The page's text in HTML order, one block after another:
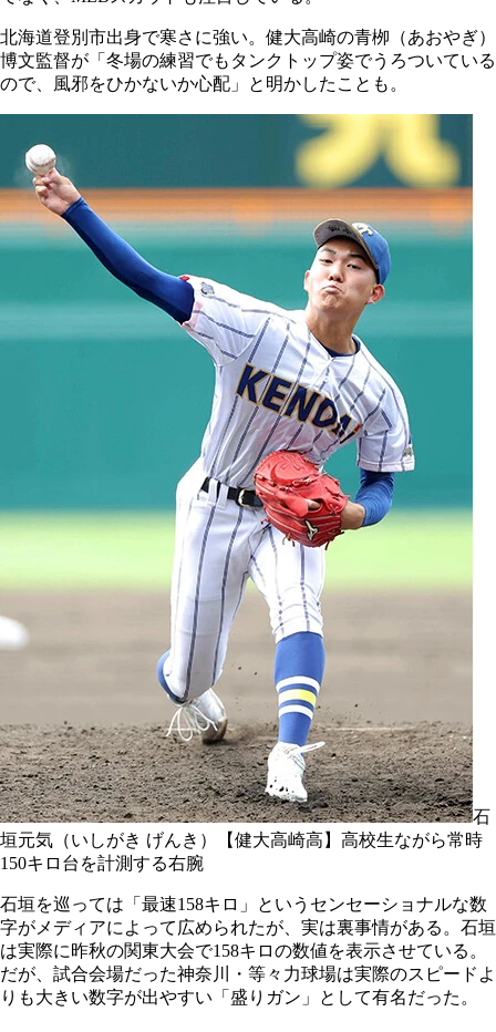
北海道登別市出身で寒さに強い。健大高崎の青栁（あおやぎ）
博文監督が「冬場の練習でもタンクトップ姿でうろついている
ので、風邪をひかないか心配」と明かしたことも。
石
垣元気（いしがき げんき）【健大高崎高】高校生ながら常時
150キロ台を計測する右腕
石垣を巡っては「最速158キロ」というセンセーショナルな数
字がメディアによって広められたが、実は裏事情がある。石垣
は実際に昨秋の関東大会で158キロの数値を表示させている。
だが、試合会場だった神奈川・等々力球場は実際のスピードよ
りも大きい数字が出やすい「盛りガン」として有名だった。